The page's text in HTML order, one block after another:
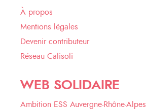
À propos
Mentions légales
Devenir contributeur
Réseau Calisoli
WEB SOLIDAIRE
Ambition ESS Auvergne-Rhône-Alpes